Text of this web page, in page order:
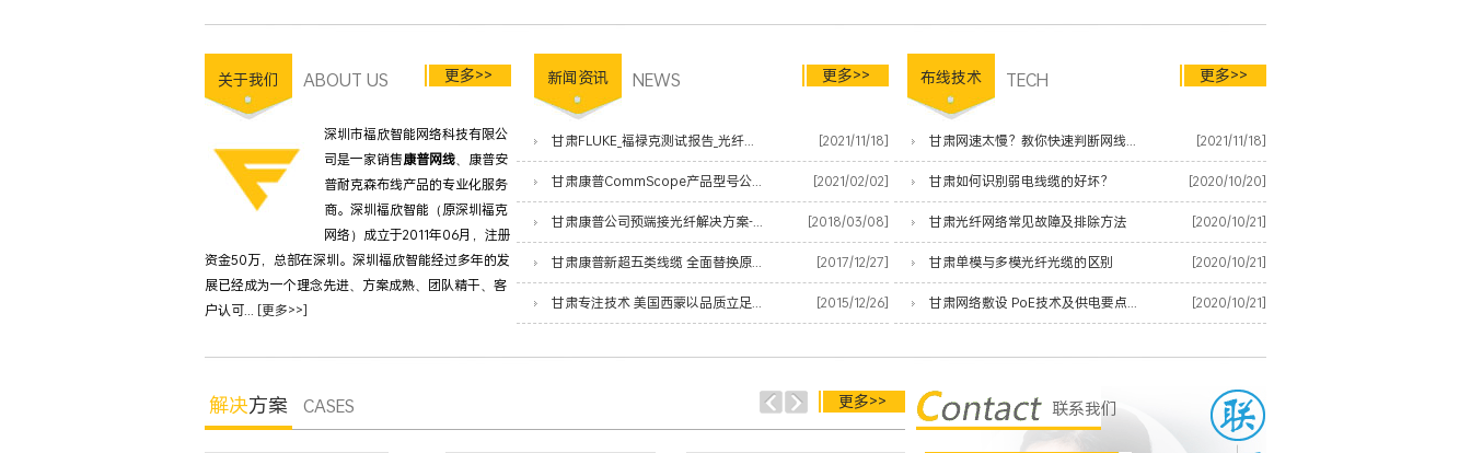
关于我们 ABOUT US 更多>>
深圳市福欣智能网络科技有限公
司是一家销售康普网线、康普安
普耐克森布线产品的专业化服务
商。深圳福欣智能（原深圳福克
网络）成立于2011年06月，注册
资金50万，总部在深圳。深圳福欣智能经过多年的发
展已经成为一个理念先进、方案成熟、团队精干、客
户认可... [更多>>]
新闻资讯 NEWS 更多>>
甘肃FLUKE_福禄克测试报告_光纤熔接测试小能手 [2021/11/18]
甘肃康普CommScope产品型号公共代码价格表 [2021/02/02]
甘肃康普公司预端接光纤解决方案-让您的数据中心服务更快上线 [2018/03/08]
甘肃康普新超五类线缆 全面替换原安普蓝白线 [2017/12/27]
甘肃专注技术 美国西蒙以品质立足网络时代 [2015/12/26]
布线技术 TECH 更多>>
甘肃网速太慢？教你快速判断网线是否有质量问题 [2021/11/18]
甘肃如何识别弱电线缆的好坏？ [2020/10/20]
甘肃光纤网络常见故障及排除方法 [2020/10/21]
甘肃单模与多模光纤光缆的区别 [2020/10/21]
甘肃网络敷设 PoE技术及供电要点整理 [2020/10/21]
解决方案 CASES 更多>> 联系我们